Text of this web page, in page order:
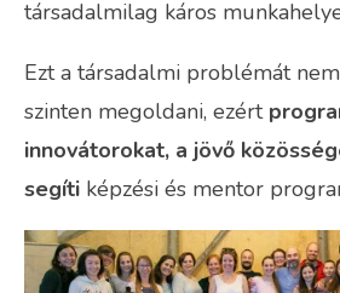
társadalmilag káros
Ezt a társadalmi problémát
szinten megoldani, ezért
innovátorokat, a jövő
segíti képzési és mentor